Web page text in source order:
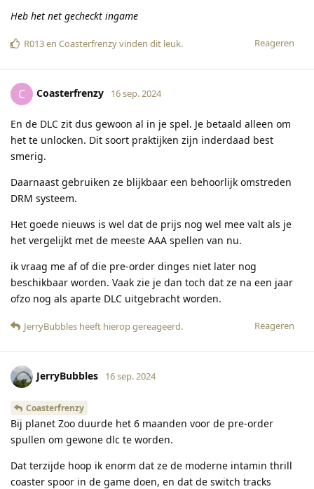
Heb het net gecheckt ingame
Reageren
R013en Coasterfrenzyvinden dit leuk.
C Coasterfrenzy 16 sep. 2024
En de DLC zit dus gewoon al in je spel. Je betaald alleen om
het te unlocken. Dit soort praktijken zijn inderdaad best
smerig.
Daarnaast gebruiken ze blijkbaar een behoorlijk omstreden
DRM systeem.
Het goede nieuws is wel dat de prijs nog wel mee valt als je
het vergelijkt met de meeste AAA spellen van nu.
ik vraag me af of die pre-order dinges niet later nog
beschikbaar worden. Vaak zie je dan toch dat ze na een jaar
ofzo nog als aparte DLC uitgebracht worden.
Reageren
JerryBubbles heeft hierop gereageerd.
JerryBubbles 16 sep. 2024
Coasterfrenzy
Bij planet Zoo duurde het 6 maanden voor de pre-order
spullen om gewone dlc te worden.
Dat terzijde hoop ik enorm dat ze de moderne intamin thrill
coaster spoor in de game doen, en dat de switch tracks